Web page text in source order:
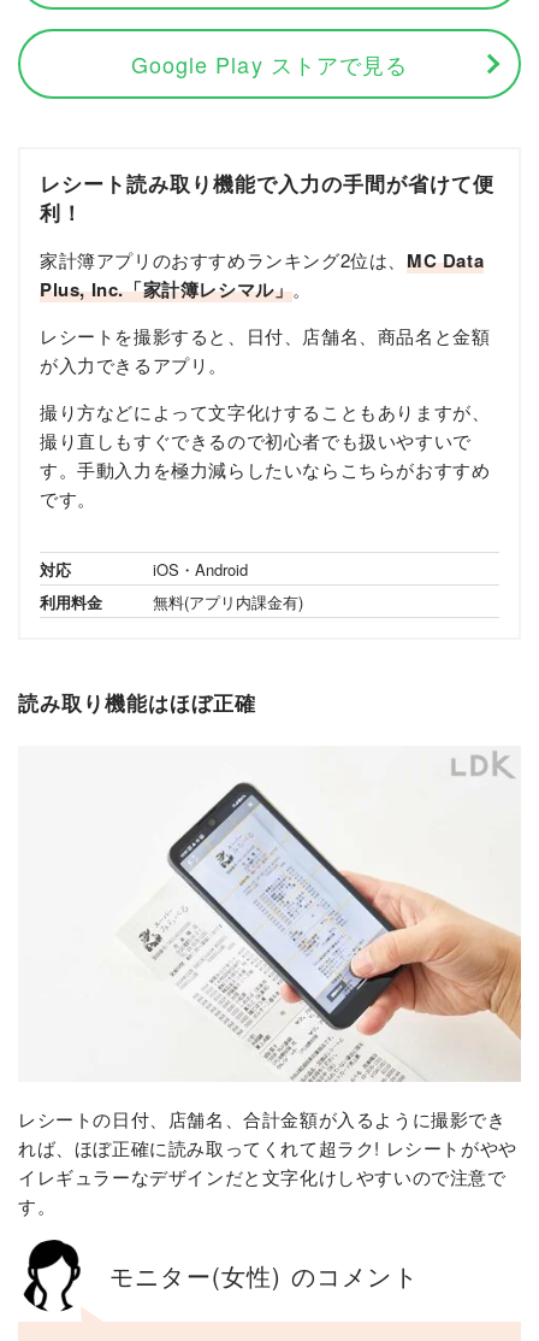
Google Play ストアで見る
レシート読み取り機能で入力の手間が省けて便
利！
家計簿アプリのおすすめランキング2位は、MC Data
Plus, Inc.「家計簿レシマル」。
レシートを撮影すると、日付、店舗名、商品名と金額
が入力できるアプリ。
撮り方などによって文字化けすることもありますが、
撮り直しもすぐできるので初心者でも扱いやすいで
す。手動入力を極力減らしたいならこちらがおすすめ
です。
対応
iOS・Android
利用料金
無料(アプリ内課金有)
読み取り機能はほぼ正確
レシートの日付、店舗名、合計金額が入るように撮影でき
れば、ほぼ正確に読み取ってくれて超ラク! レシートがやや
イレギュラーなデザインだと文字化けしやすいので注意で
す。
モニター(女性) のコメント